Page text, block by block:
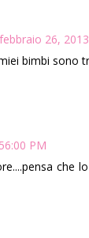
26,
bimbi
PM
che